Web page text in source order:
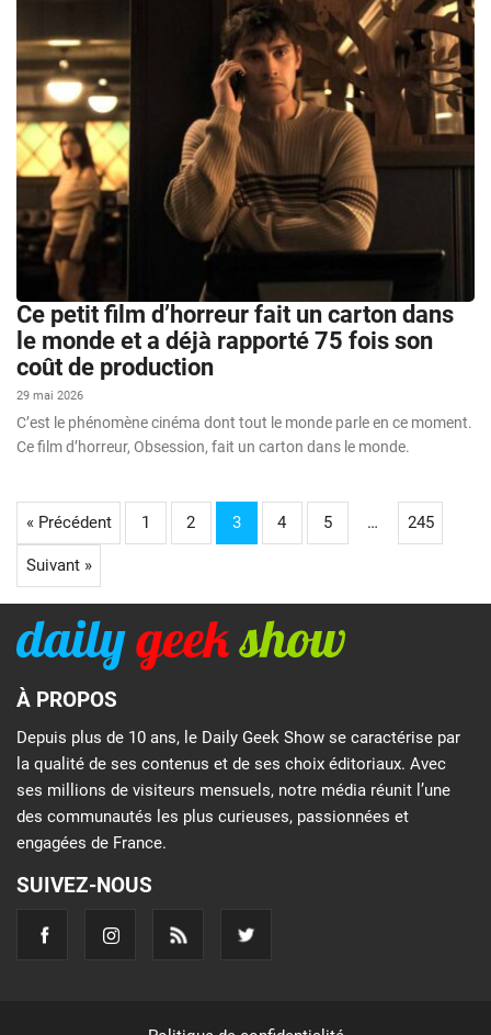
Ce petit film d’horreur fait un carton dans
le monde et a déjà rapporté 75 fois son
coût de production
29 mai 2026
C’est le phénomène cinéma dont tout le monde parle en ce moment.
Ce film d’horreur, Obsession, fait un carton dans le monde.
« Précédent 1 2 3 4 5 … 245
Suivant »
À PROPOS
Depuis plus de 10 ans, le Daily Geek Show se caractérise par
la qualité de ses contenus et de ses choix éditoriaux. Avec
ses millions de visiteurs mensuels, notre média réunit l’une
des communautés les plus curieuses, passionnées et
engagées de France.
SUIVEZ-NOUS